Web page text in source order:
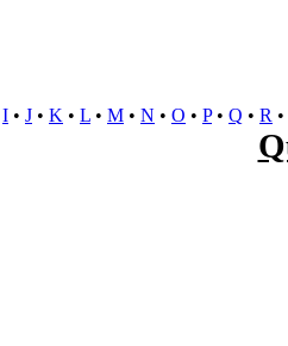
I • J • K • L • M • N • O • P• Q • R •